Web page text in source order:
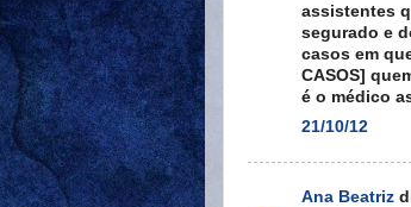
assistentes
segurado e
casos em
CASOS]
é o médico
21/10/12
Ana Beatriz